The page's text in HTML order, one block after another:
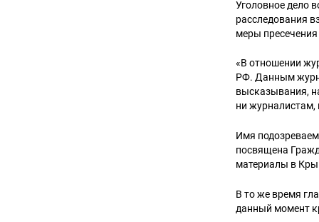
Уголовное дело
расследования
меры
«В отношении
РФ. Данным
высказывания,
ни
Имя
посвящена
материалы в
В то же время
данный момент